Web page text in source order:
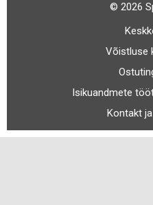
© 2026
Võistluse
Isikuandmete
Kontakt